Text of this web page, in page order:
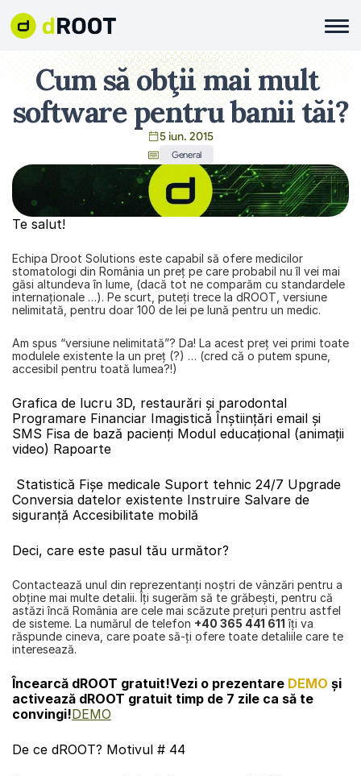
Cum să obţii mai mult
software pentru banii tăi?
5 iun. 2015
General
Te salut!
Echipa Droot Solutions este capabil să ofere medicilor
stomatologi din România un preţ pe care probabil nu îl vei mai
găsi altundeva în lume, (dacă tot ne comparăm cu standardele
internaţionale …). Pe scurt, puteţi trece la dROOT, versiune
nelimitată, pentru doar 100 de lei pe lună pentru un medic.
Am spus “versiune nelimitată”? Da! La acest preţ vei primi toate
modulele existente la un preţ (?) … (cred că o putem spune,
accesibil pentru toată lumea?!)
Grafica de lucru 3D, restaurări și parodontal
Programare Financiar Imagistică Înştiinţări email și
SMS Fisa de bază pacienţi Modul educaţional (animaţii
video) Rapoarte
Conversia datelor existente Instruire Salvare de
siguranţă Accesibilitate mobilă
Deci, care este pasul tău următor?
Contactează unul din reprezentanţi noştri de vânzări pentru a
obţine mai multe detalii. Îţi sugerăm să te grăbeşti, pentru că
astăzi încă România are cele mai scăzute preţuri pentru astfel
de sisteme. La numărul de telefon +40 365 441 611 îţi va
răspunde cineva, care poate să-ți ofere toate detaliile care te
interesează.
Încearcă dROOT gratuit!Vezi o prezentare DEMO și
activează dROOT gratuit timp de 7 zile ca să te
convingi!DEMO
De ce dROOT? Motivul # 44